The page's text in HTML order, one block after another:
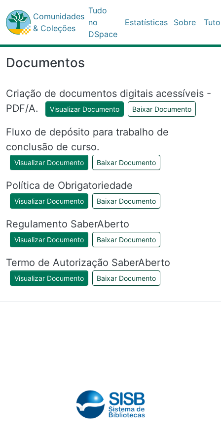
Comunidades
& Coleções
Tudo
no
DSpace
Estatísticas Sobre
Documentos
Criação de documentos digitais acessíveis -
PDF/A.
Visualizar Documento Baixar Documento
Fluxo de depósito para trabalho de
conclusão de curso.
Visualizar Documento Baixar Documento
Política de Obrigatoriedade
Visualizar Documento Baixar Documento
Regulamento SaberAberto
Visualizar Documento Baixar Documento
Termo de Autorização SaberAberto
Visualizar Documento Baixar Documento